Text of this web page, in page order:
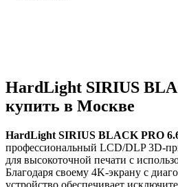
HardLight SIRIUS
купить в Москве
HardLight SIRIUS BLACK PRO
профессиональный LCD/DLP 3D-
для высокоточной печати с
Благодаря своему 4K-экрану с
устройство обеспечивает